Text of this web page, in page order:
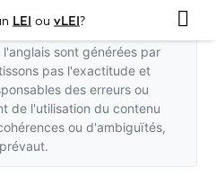
LEI ou vLEI?
de ce site web dans des
sont générées par
pas l'exactitude et
des erreurs ou
de l'utilisation du contenu
ou d'ambiguïtés,
prévaut.